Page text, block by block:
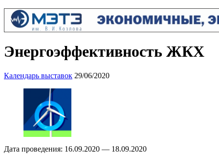
Энергоэффективность ЖКХ
Календарь выставок 29/06/2020
Дата проведения: 16.09.2020 — 18.09.2020